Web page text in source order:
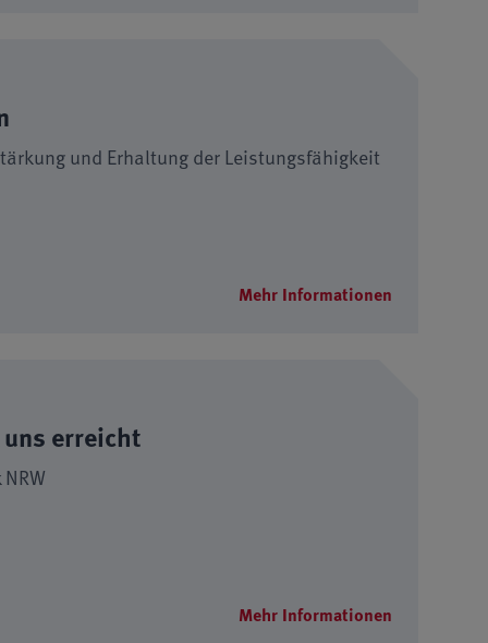
und Erhaltung der Leistungsfähigkeit
Mehr Informationen
erreicht
Mehr Informationen